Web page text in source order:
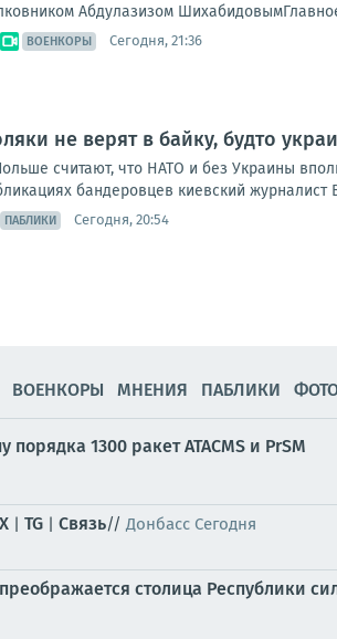
Абдулазизом
ВОЕНКОРЫ Сегодня, 21:36
не верят в байку, будто
считают, что НАТО и без Украины
бандеровцев киевский
ПАБЛИКИ Сегодня, 20:54
ВОЕНКОРЫ МНЕНИЯ ПАБЛИКИ
1300 ракет ATACMS и PrSM
| TG | Связь// Донбасс Сегодня
столица Республики